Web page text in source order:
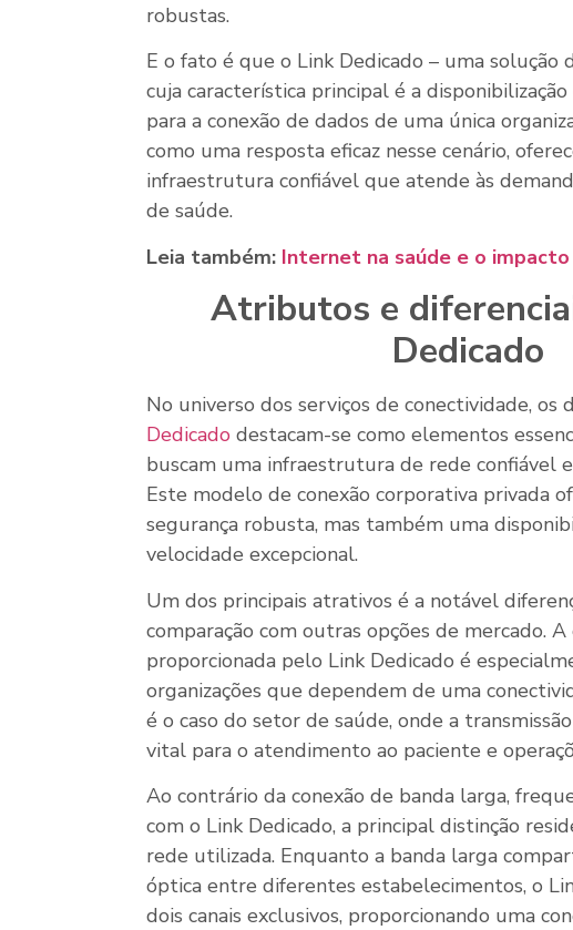
robustas.
E o fato é que o Link Dedicado – uma solução
cuja característica principal é a
para a conexão de dados de uma única
como uma resposta eficaz nesse cenário,
infraestrutura confiável que atende às
de saúde.
Leia também: Internet na saúde e o impacto
Atributos e
Dedicado
No universo dos serviços de conectividade, os
Dedicado destacam-se como elementos
buscam uma infraestrutura de rede confiável
Este modelo de conexão corporativa privada
segurança robusta, mas também uma
velocidade excepcional.
Um dos principais atrativos é a notável
comparação com outras opções de mercado.
proporcionada pelo Link Dedicado é
organizações que dependem de uma
é o caso do setor de saúde, onde a
vital para o atendimento ao paciente e
Ao contrário da conexão de banda larga,
com o Link Dedicado, a principal distinção
rede utilizada. Enquanto a banda larga
óptica entre diferentes estabelecimentos, o
dois canais exclusivos, proporcionando uma